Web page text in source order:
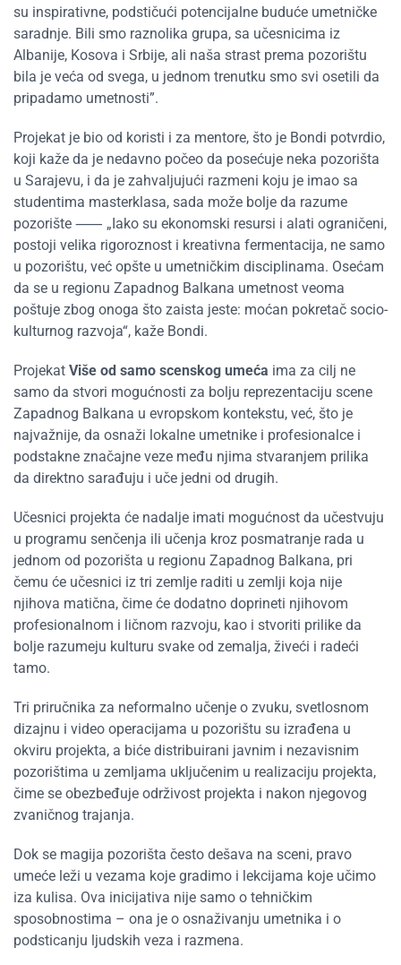
su inspirativne, podstičući potencijalne buduće umetničke
saradnje. Bili smo raznolika grupa, sa učesnicima iz
Albanije, Kosova i Srbije, ali naša strast prema pozorištu
bila je veća od svega, u jednom trenutku smo svi osetili da
pripadamo umetnosti”.
Projekat je bio od koristi i za mentore, što je Bondi potvrdio,
koji kaže da je nedavno počeo da posećuje neka pozorišta
u Sarajevu, i da je zahvaljujući razmeni koju je imao sa
studentima masterklasa, sada može bolje da razume
pozorište ⸺ „Iako su ekonomski resursi i alati ograničeni,
postoji velika rigoroznost i kreativna fermentacija, ne samo
u pozorištu, već opšte u umetničkim disciplinama. Osećam
da se u regionu Zapadnog Balkana umetnost veoma
poštuje zbog onoga što zaista jeste: moćan pokretač socio-
kulturnog razvoja“, kaže Bondi.
Projekat Više od samo scenskog umeća ima za cilj ne
samo da stvori mogućnosti za bolju reprezentaciju scene
Zapadnog Balkana u evropskom kontekstu, već, što je
najvažnije, da osnaži lokalne umetnike i profesionalce i
podstakne značajne veze među njima stvaranjem prilika
da direktno sarađuju i uče jedni od drugih.
Učesnici projekta će nadalje imati mogućnost da učestvuju
u programu senčenja ili učenja kroz posmatranje rada u
jednom od pozorišta u regionu Zapadnog Balkana, pri
čemu će učesnici iz tri zemlje raditi u zemlji koja nije
njihova matična, čime će dodatno doprineti njihovom
profesionalnom i ličnom razvoju, kao i stvoriti prilike da
bolje razumeju kulturu svake od zemalja, živeći i radeći
tamo.
Tri priručnika za neformalno učenje o zvuku, svetlosnom
dizajnu i video operacijama u pozorištu su izrađena u
okviru projekta, a biće distribuirani javnim i nezavisnim
pozorištima u zemljama uključenim u realizaciju projekta,
čime se obezbeđuje održivost projekta i nakon njegovog
zvaničnog trajanja.
Dok se magija pozorišta često dešava na sceni, pravo
umeće leži u vezama koje gradimo i lekcijama koje učimo
iza kulisa. Ova inicijativa nije samo o tehničkim
sposobnostima – ona je o osnaživanju umetnika i o
podsticanju ljudskih veza i razmena.